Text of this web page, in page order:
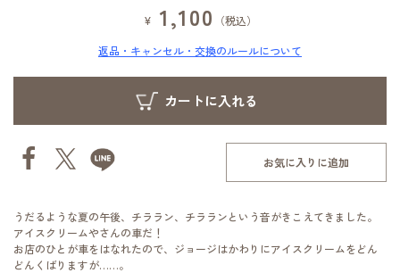
¥ 1,100
（税込）
返品・キャンセル・交換のルールについて
お気に入りに追加
うだるような夏の午後、チララン、チラランという音がきこえてきました。
アイスクリームやさんの車だ！
お店のひとが車をはなれたので、ジョージはかわりにアイスクリームをどん
どんくばりますが……。